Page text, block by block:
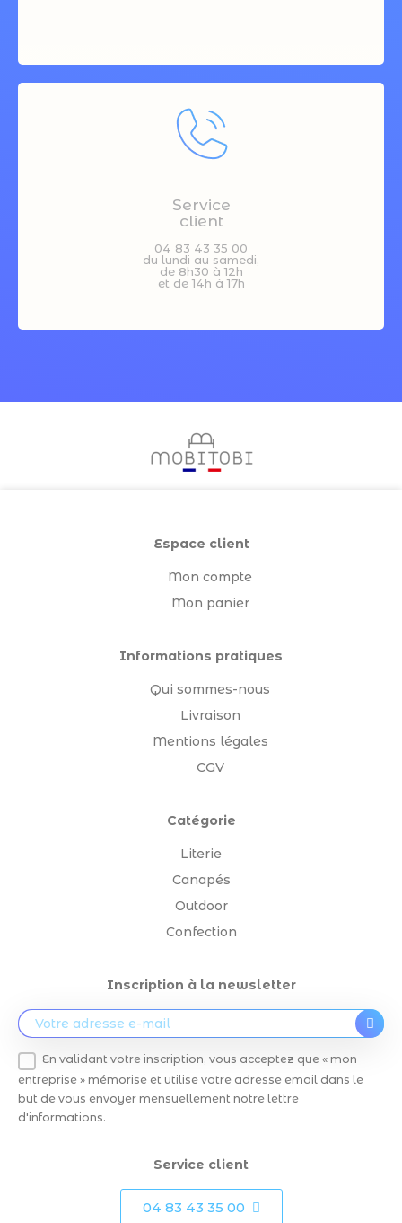
Service
client
04 83 43 35 00
du lundi au samedi,
de 8h30 à 12h
et de 14h à 17h
Espace client
Mon compte
Mon panier
Informations pratiques
Qui sommes-nous
Livraison
Mentions légales
CGV
Catégorie
Literie
Canapés
Outdoor
Confection
Inscription à la newsletter
En validant votre inscription, vous acceptez que « mon
entreprise » mémorise et utilise votre adresse email dans le
but de vous envoyer mensuellement notre lettre
d'informations.
Service client
04 83 43 35 00